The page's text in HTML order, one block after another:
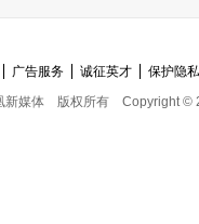
广告服务 诚征英才
保护隐
新媒体
版权所有 Copyright ©